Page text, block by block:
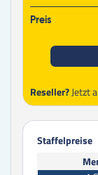
Preis
Reseller?Jetzt
Staffelpreise